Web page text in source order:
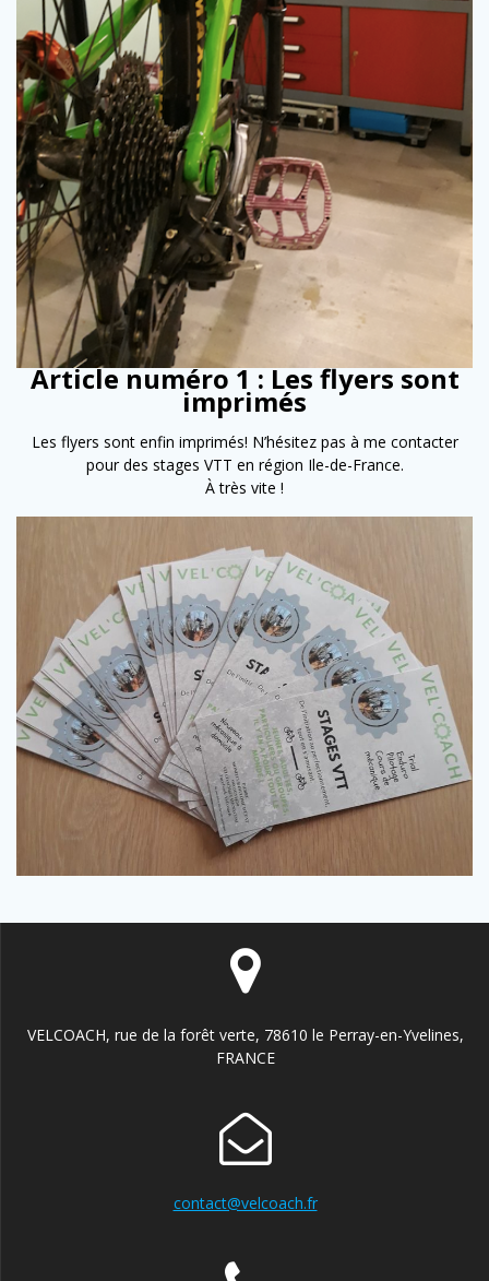
Article numéro 1 : Les flyers sont
imprimés
Les flyers sont enfin imprimés! N’hésitez pas à me contacter
pour des stages VTT en région Ile-de-France.
À très vite !
VELCOACH, rue de la forêt verte, 78610 le Perray-en-Yvelines,
FRANCE
contact@velcoach.fr